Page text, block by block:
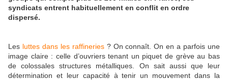
syndicats entrent habituellement en conflit en ordre
dispersé.
Les luttes dans les raffineries? On connaît. On en a parfois une
image claire : celle d’ouvriers tenant un piquet de grève au bas
de colossales structures métalliques. On sait aussi que leur
détermination et leur capacité à tenir un mouvement dans la